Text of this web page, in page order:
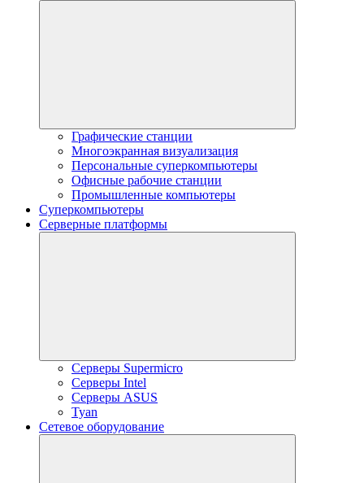
Графические станции
Многоэкранная визуализация
Персональные суперкомпьютеры
Офисные рабочие станции
Промышленные компьютеры
Суперкомпьютеры
Серверные платформы
Серверы Supermicro
Серверы Intel
Серверы ASUS
Tyan
Сетевое оборудование